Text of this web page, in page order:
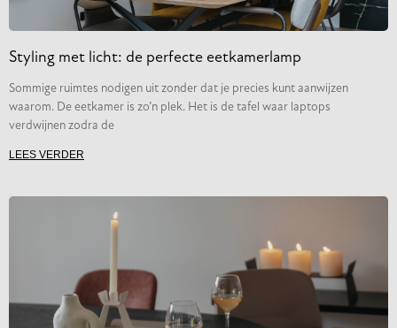
Styling met licht: de perfecte eetkamerlamp
Sommige ruimtes nodigen uit zonder dat je precies kunt aanwijzen
waarom. De eetkamer is zo’n plek. Het is de tafel waar laptops
verdwijnen zodra de
LEES VERDER